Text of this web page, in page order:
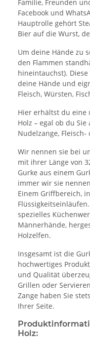
Familie, Freunden
Facebook und
Hauptrolle gehört
Bier auf die Wurst,
Um deine Hände zu
den Flammen
hineintauchst).
deine Hände und
Fleisch, Würsten,
Hier erhältst du eine
Holz – egal ob du Sie
Nudelzange,
Wir nennen sie bei
mit ihrer Länge von
Gurke aus einem
immer wir sie
Einem Griffbereich,
spezielles
Männerhände,
Holzelfen.
Insgesamt ist die
hochwertiges
und Qualität
Grillen oder
Zange haben Sie
Ihrer Seite.
Holz: